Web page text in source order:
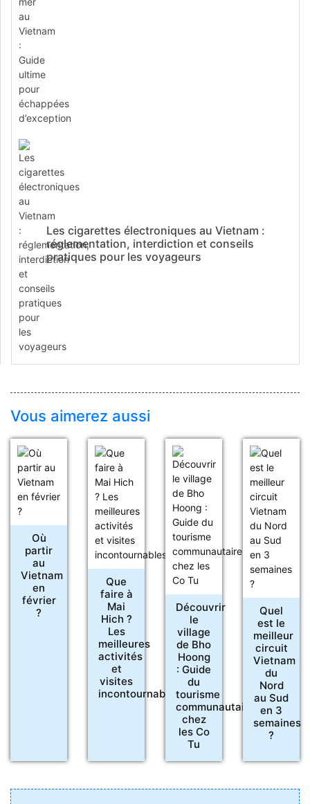
Les cigarettes électroniques au Vietnam :
réglementation, interdiction et conseils
pratiques pour les voyageurs
Vous aimerez aussi
Où
partir
au
Vietnam
en
février
?
Que
faire à
Mai
Hich ?
Les
meilleures
activités
et
visites
incontournables
Découvrir
le
village
de Bho
Hoong
: Guide
du
tourisme
communautaire
chez
les Co
Tu
Quel
est le
meilleur
circuit
Vietnam
du
Nord
au Sud
en 3
semaines
?